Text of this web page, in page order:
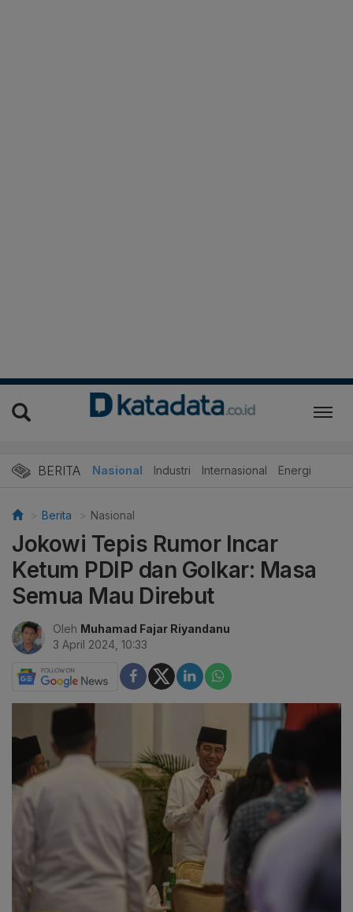
BERITA Nasional Industri Internasional Energi
Berita Nasional
Jokowi Tepis Rumor Incar
Ketum PDIP dan Golkar: Masa
Semua Mau Direbut
Oleh Muhamad Fajar Riyandanu
3 April 2024, 10:33